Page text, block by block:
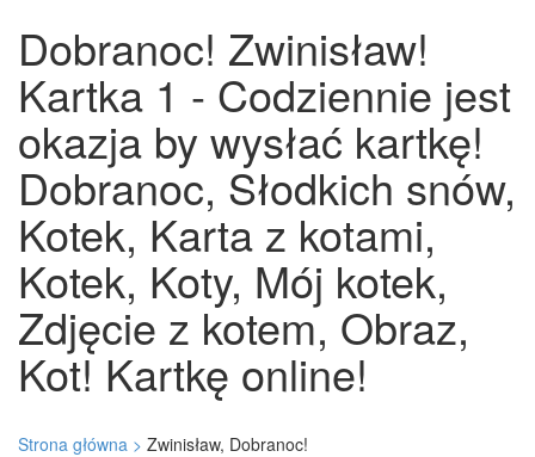
Dobranoc! Zwinisław!
Kartka 1 - Codziennie jest
okazja by wysłać kartkę!
Dobranoc, Słodkich snów,
Kotek, Karta z kotami,
Kotek, Koty, Mój kotek,
Zdjęcie z kotem, Obraz,
Kot! Kartkę online!
Strona główna > Zwinisław, Dobranoc!